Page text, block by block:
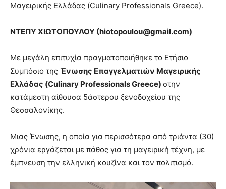
Μαγειρικής Ελλάδας (Culinary Professionals Greece).
ΝΤΕΠΥ ΧΙΩΤΟΠΟΥΛΟΥ (hiotopoulou@gmail.com)
Με μεγάλη επιτυχία πραγματοποιήθηκε το Ετήσιο
Συμπόσιο της Ένωσης Επαγγελματιών Μαγειρικής
Ελλάδας (Culinary ProfessionalsGreece) στην
κατάμεστη αίθουσα 5άστερου ξενοδοχείου της
Θεσσαλονίκης.
Μιας Ένωσης, η οποία για περισσότερα από τριάντα (30)
χρόνια εργάζεται με πάθος για τη μαγειρική τέχνη, με
έμπνευση την ελληνική κουζίνα και τον πολιτισμό.